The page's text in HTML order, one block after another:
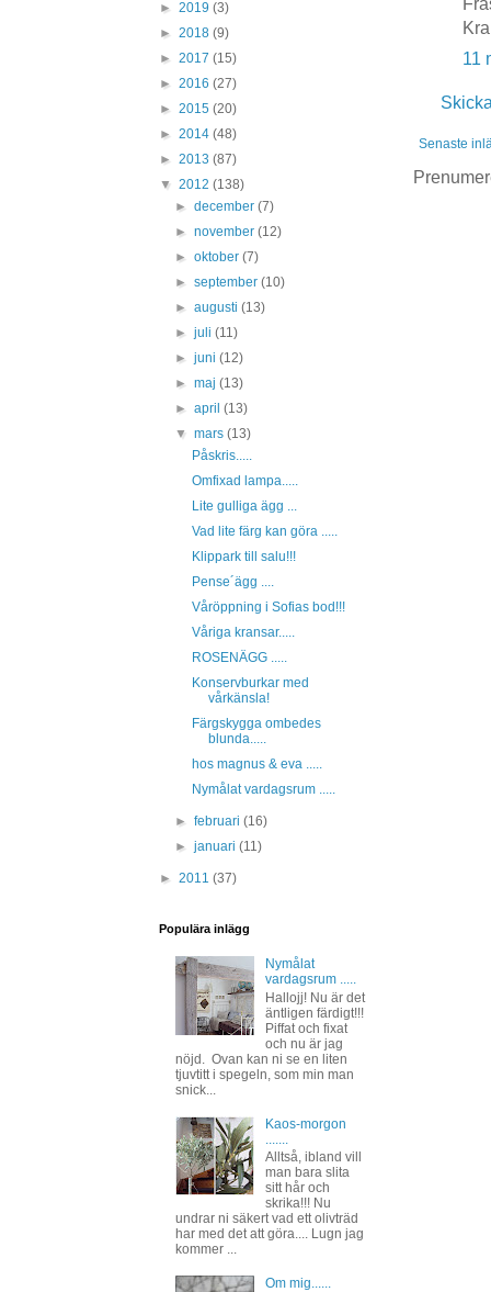
11
Senaste
► 2019 (3)
► 2018 (9)
► 2017 (15)
► 2016 (27)
► 2015 (20)
► 2014 (48)
► 2013 (87)
▼ 2012 (138)
►december(7)
►november(12)
►oktober(7)
►september(10)
►augusti(13)
►juli(11)
►juni(12)
►maj(13)
►april(13)
▼mars(13)
Påskris.....
Omfixad lampa.....
Lite gulliga ägg ...
Vad lite färg kan göra .....
Klippark till salu!!!
Pense´ägg ....
Våröppning i Sofias bod!!!
Våriga kransar.....
ROSENÄGG .....
Konservburkar med
vårkänsla!
Färgskygga ombedes
blunda.....
hos magnus & eva .....
Nymålat vardagsrum .....
►februari(16)
►januari(11)
► 2011 (37)
Populära inlägg
Nymålat
vardagsrum .....
Hallojj! Nu är det
äntligen färdigt!!!
Piffat och fixat
och nu är jag
nöjd. Ovan kan ni se en liten
tjuvtitt i spegeln, som min man
snick...
Kaos-morgon
Alltså, ibland vill
man bara slita
sitt hår och
skrika!!! Nu
undrar ni säkert vad ett olivträd
har med det att göra.... Lugn jag
kommer ...
Om mig......